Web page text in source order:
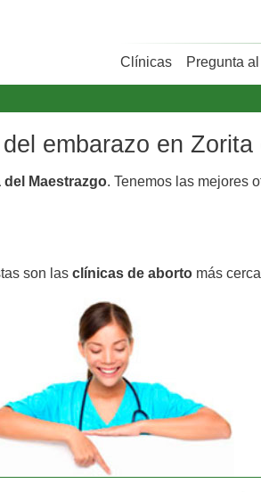
Clínicas Pregunta
embarazo en Zorita
Maestrazgo. Tenemos las mejores
son las clínicas de aborto más